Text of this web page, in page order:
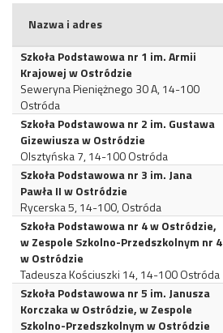
Nazwa i adres
Szkoła Podstawowa nr 1 im. Armii
Krajowej w Ostródzie
Seweryna Pieniężnego 30 A, 14-100
Ostróda
Szkoła Podstawowa nr 2 im. Gustawa
Gizewiusza w Ostródzie
Olsztyńska 7, 14-100 Ostróda
Szkoła Podstawowa nr 3 im. Jana
Pawła II w Ostródzie
Rycerska 5, 14-100, Ostróda
Szkoła Podstawowa nr 4 w Ostródzie,
w Zespole Szkolno-Przedszkolnym nr 4
w Ostródzie
Tadeusza Kościuszki 14, 14-100 Ostróda
Szkoła Podstawowa nr 5 im. Janusza
Korczaka w Ostródzie, w Zespole
Szkolno-Przedszkolnym w Ostródzie